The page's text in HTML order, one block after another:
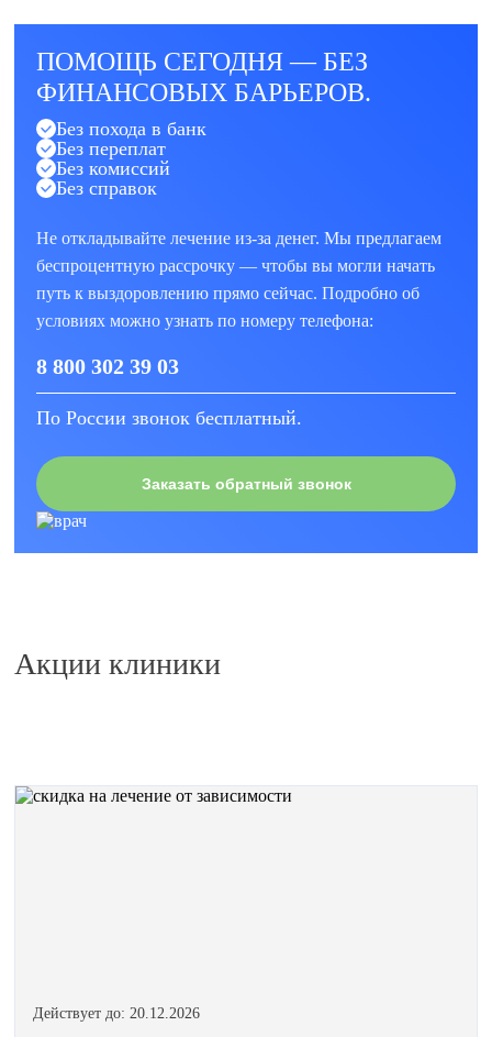
ПОМОЩЬ СЕГОДНЯ — БЕЗ
ФИНАНСОВЫХ БАРЬЕРОВ.
Без похода в банк
Без переплат
Без комиссий
Без справок
Не откладывайте лечение из-за денег. Мы предлагаем
беспроцентную рассрочку — чтобы вы могли начать
путь к выздоровлению прямо сейчас. Подробно об
условиях можно узнать по номеру телефона:
8 800 302 39 03
По России звонок бесплатный.
Заказать обратный звонок
Акции клиники
Действует до: 20.12.2026